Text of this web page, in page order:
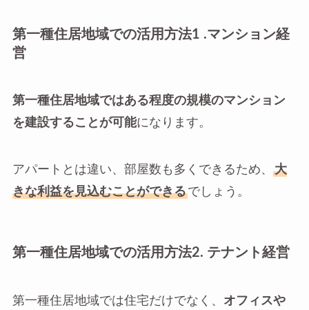
第一種住居地域での活用方法1 .マンション経
営
第一種住居地域ではある程度の規模のマンション
を建設することが可能になります。
アパートとは違い、部屋数も多くできるため、
大
きな利益を見込むことができるでしょう。
第一種住居地域での活用方法2. テナント経営
第一種住居地域では住宅だけでなく、 オフィスや